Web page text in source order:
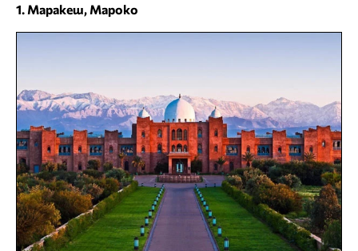
1. Маракеш, Мароко